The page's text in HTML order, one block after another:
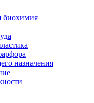
биохимия
назначения